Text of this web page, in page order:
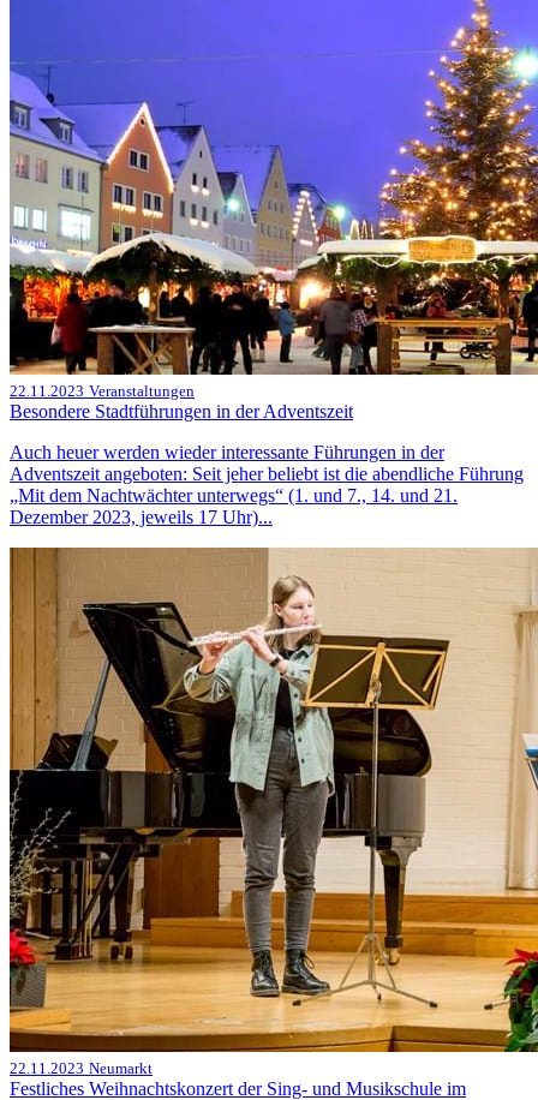
22.11.2023 Veranstaltungen
Besondere Stadtführungen in der Adventszeit
Auch heuer werden wieder interessante Führungen in der
Adventszeit angeboten: Seit jeher beliebt ist die abendliche Führung
„Mit dem Nachtwächter unterwegs“ (1. und 7., 14. und 21.
Dezember 2023, jeweils 17 Uhr)...
22.11.2023 Neumarkt
Festliches Weihnachtskonzert der Sing- und Musikschule im